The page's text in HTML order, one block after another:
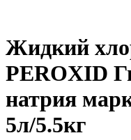
Жидкий
PEROXID
натрия
5л/5.5кг